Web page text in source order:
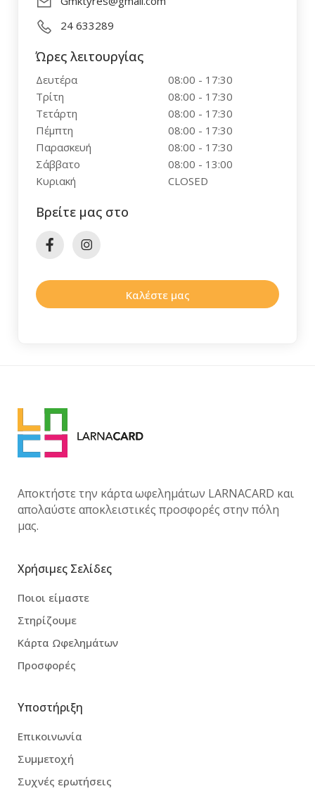
24 633289
Ώρες λειτουργίας
Δευτέρα
08:00 - 17:30
Τρίτη
08:00 - 17:30
Τετάρτη
08:00 - 17:30
Πέμπτη
08:00 - 17:30
Παρασκευή
08:00 - 17:30
Σάββατο
08:00 - 13:00
Κυριακή
CLOSED
Βρείτε μας στο
Καλέστε μας
Αποκτήστε την κάρτα ωφελημάτων LARNACARD και
απολαύστε αποκλειστικές προσφορές στην πόλη
μας.
Χρήσιμες Σελίδες
Ποιοι είμαστε
Στηρίζουμε
Κάρτα Ωφελημάτων
Προσφορές
Υποστήριξη
Επικοινωνία
Συμμετοχή
Συχνές ερωτήσεις